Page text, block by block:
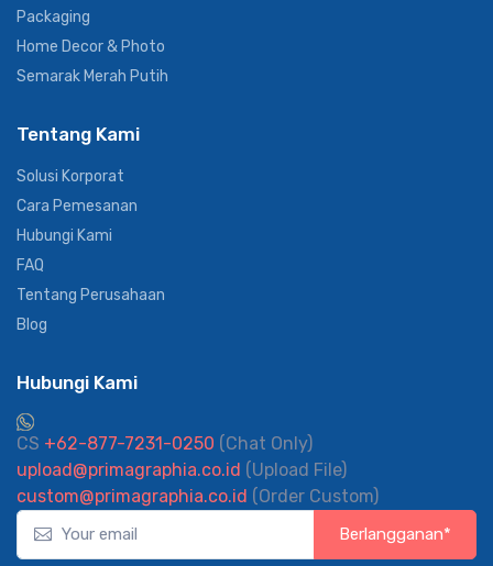
Packaging
Home Decor & Photo
Semarak Merah Putih
Tentang Kami
Solusi Korporat
Cara Pemesanan
Hubungi Kami
FAQ
Tentang Perusahaan
Blog
Hubungi Kami
CS +62-877-7231-0250 (Chat Only)
upload@primagraphia.co.id (Upload File)
custom@primagraphia.co.id (Order Custom)
Berlangganan*